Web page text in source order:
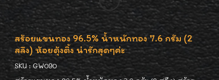
สร้อยแขนทอง 96.5% น้ำหนักทอง 7.6 กรัม (2
สลึง) ห้อยตุ้งติ้ง น่ารักสุดๆค่ะ
SKU : GW090